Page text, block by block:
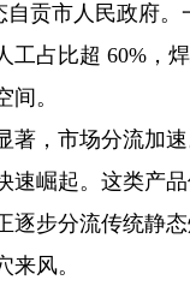
自贡市人民政府
工占比超 60%，
间。
著，市场分流加
速崛起。这类产
逐步分流传统静
来风。